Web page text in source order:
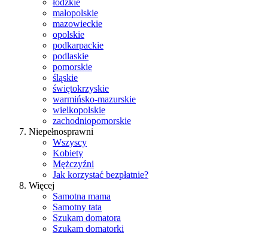
łódzkie
małopolskie
mazowieckie
opolskie
podkarpackie
podlaskie
pomorskie
śląskie
świętokrzyskie
warmińsko-mazurskie
wielkopolskie
zachodniopomorskie
Niepełnosprawni
Wszyscy
Kobiety
Mężczyźni
Jak korzystać bezpłatnie?
Więcej
Samotna mama
Samotny tata
Szukam domatora
Szukam domatorki